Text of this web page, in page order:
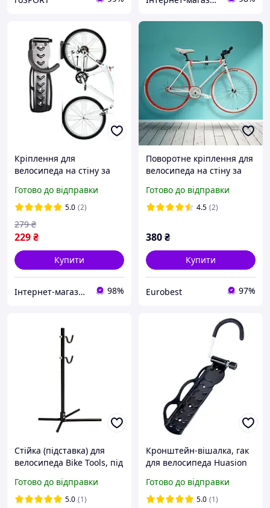
Кріплення для
велосипеда на стіну за
тримач велосипеда
Готово до відправки
5.0 (2)
229₴
279 ₴
Купити
Інтернет-магазин Dayli Shop 98%
Поворотне кріплення для
велосипеда на стіну за
Готово до відправки
4.5 (2)
380₴
Купити
Eurobest 97%
Стійка (підставка) для
велосипеда Bike Tools, під
регульована
Готово до відправки
5.0 (1)
Кронштейн-вішалка, гак
для велосипеда Huasion
колесо, з регулюванням
Готово до відправки
5.0 (1)